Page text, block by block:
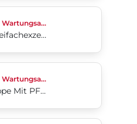
Absperrklappe (EU
Betriebs- und Wartungsanleitung
Tri Lok® Dreifachexzentrische Absperrklappe (EU Version)
Auskleidung Acris® Serie
Betriebs- und Wartungsanleitung
Absperrklappe Mit PFA-Auskleidung Acris® Serie 24/25